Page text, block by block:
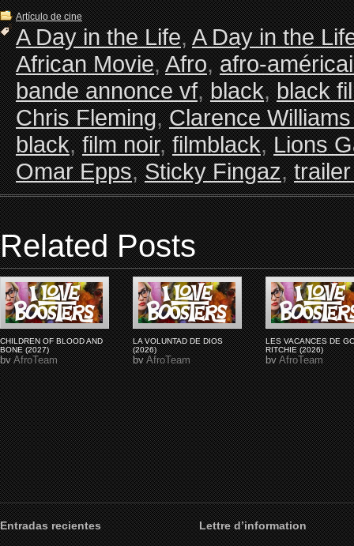
Artículo de cine
A Day in the Life,A Day in the
African Movie,Afro,afro-
bande annonce vf,black,black
Chris Fleming,Clarence
black,film noir,filmblack,Lions
Omar Epps,Sticky Fingaz,
Related Posts
CHILDREN OF BLOOD AND
BONE (2027)
byAfroTeam
LA VOLUNTAD DE DIOS
(2026)
byAfroTeam
LES VACANCES DE
RITCHIE (2026)
byAfroTeam
Entradas recientes Lettre d’information